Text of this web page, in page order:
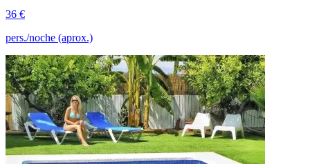
36 €
pers./noche (aprox.)